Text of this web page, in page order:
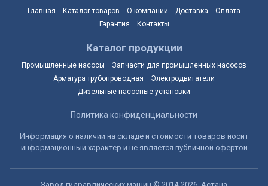
Главная Каталог товаров О компании Доставка
Оплата
Гарантия
Контакты
Каталог продукции
Промышленные насосы
Запчасти для промышленных насосов
Арматура трубопроводная
Электродвигатели
Дизельные насосные установки
Политика конфиденциальности
Информация о наличии на складе и стоимости товаров носит
информационный характер и не является публичной офертой